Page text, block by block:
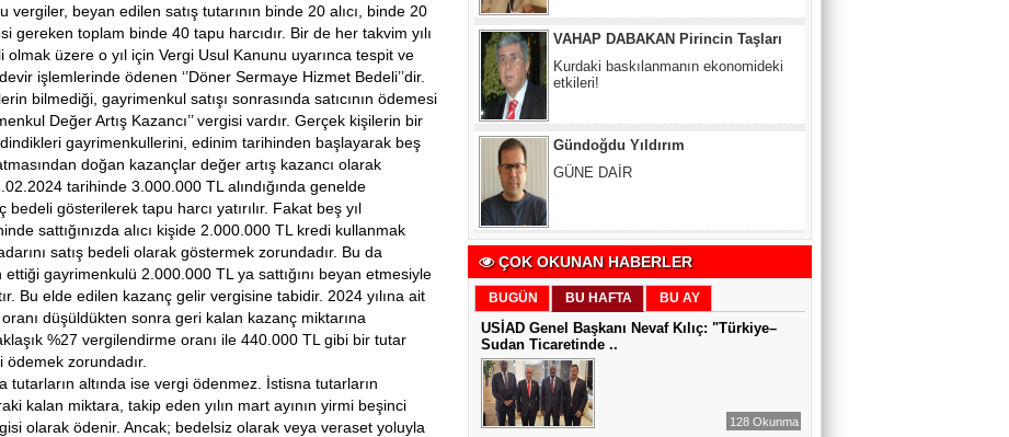
vergiler, beyan edilen satış tutarının binde 20 alıcı, binde 20
gereken toplam binde 40 tapu harcıdır. Bir de her takvim yılı
olmak üzere o yıl için Vergi Usul Kanunu uyarınca tespit ve
işlemlerinde ödenen ‘’Döner Sermaye Hizmet Bedeli’’dir.
bilmediği, gayrimenkul satışı sonrasında satıcının ödemesi
Değer Artış Kazancı’’ vergisi vardır. Gerçek kişilerin bir
gayrimenkullerini, edinim tarihinden başlayarak beş
doğan kazançlar değer artış kazancı olarak
tarihinde 3.000.000 TL alındığında genelde
gösterilerek tapu harcı yatırılır. Fakat beş yıl
sattığınızda alıcı kişide 2.000.000 TL kredi kullanmak
satış bedeli olarak göstermek zorundadır. Bu da
ettiği gayrimenkulü 2.000.000 TL ya sattığını beyan etmesiyle
Bu elde edilen kazanç gelir vergisine tabidir. 2024 yılına ait
düşüldükten sonra geri kalan kazanç miktarına
%27 vergilendirme oranı ile 440.000 TL gibi bir tutar
zorundadır.
tutarların altında ise vergi ödenmez. İstisna tutarların
kalan miktara, takip eden yılın mart ayının yirmi beşinci
olarak ödenir. Ancak; bedelsiz olarak veya veraset yoluyla
etkileri!
Gündoğdu Yıldırım
YANLIŞ FİYAT VARDIR
Sıddıka BALAKAN
Gül Saydam
SEN BENİ UNUTSAN DA
ÇOK OKUNAN HABERLER
BUGÜN BU HAFTA BU AY
USİAD Genel Başkanı Nevaf Kılıç: "Türkiye–
Sudan Ticaretinde ..
128 Okunma